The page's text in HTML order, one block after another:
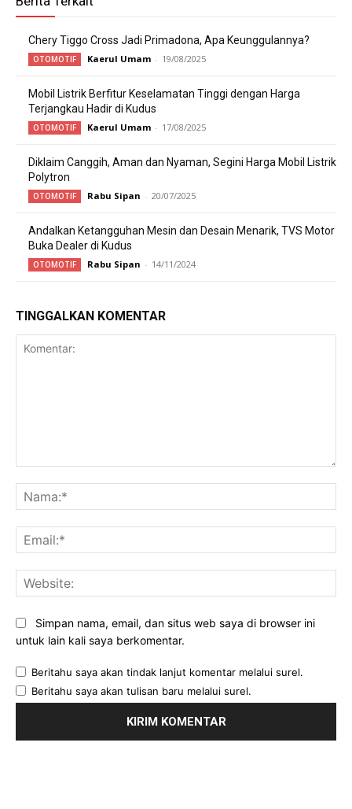
Chery Tiggo Cross Jadi Primadona, Apa Keunggulannya?
OTOMOTIF Kaerul Umam - 19/08/2025
Mobil Listrik Berfitur Keselamatan Tinggi dengan Harga
Terjangkau Hadir di Kudus
OTOMOTIF Kaerul Umam - 17/08/2025
Diklaim Canggih, Aman dan Nyaman, Segini Harga Mobil Listrik
Polytron
OTOMOTIF Rabu Sipan - 20/07/2025
Andalkan Ketangguhan Mesin dan Desain Menarik, TVS Motor
Buka Dealer di Kudus
OTOMOTIF Rabu Sipan - 14/11/2024
TINGGALKAN KOMENTAR
Simpan nama, email, dan situs web saya di browser ini
untuk lain kali saya berkomentar.
Beritahu saya akan tindak lanjut komentar melalui surel.
Beritahu saya akan tulisan baru melalui surel.